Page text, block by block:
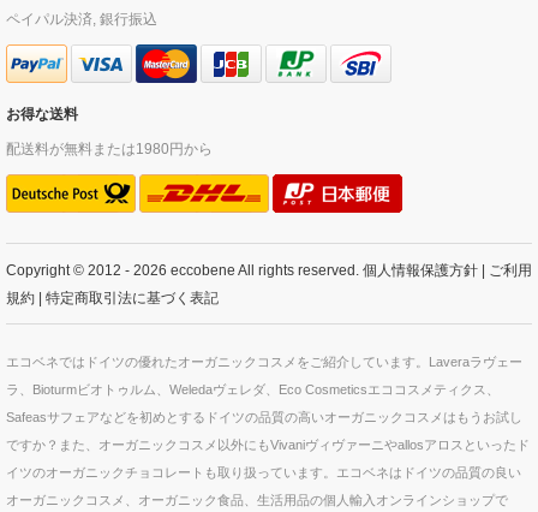
ペイパル決済, 銀行振込
お得な送料
配送料が無料または1980円から
Copyright © 2012 - 2026 eccobene All rights reserved. 個人情報保護方針 | ご利用
規約 | 特定商取引法に基づく表記
エコベネではドイツの優れたオーガニックコスメをご紹介しています。Laveraラヴェー
ラ、Bioturmビオトゥルム、Weledaヴェレダ、Eco Cosmeticsエココスメティクス、
Safeasサフェアなどを初めとするドイツの品質の高いオーガニックコスメはもうお試し
ですか？また、オーガニックコスメ以外にもVivaniヴィヴァーニやallosアロスといったド
イツのオーガニックチョコレートも取り扱っています。エコベネはドイツの品質の良い
オーガニックコスメ、オーガニック食品、生活用品の個人輸入オンラインショップで